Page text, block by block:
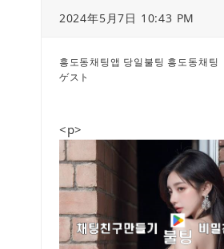
2024年5月7日 10:43 PM
흥도동채팅앱 당일불팅 흥도동채팅
ゲスト
<p>